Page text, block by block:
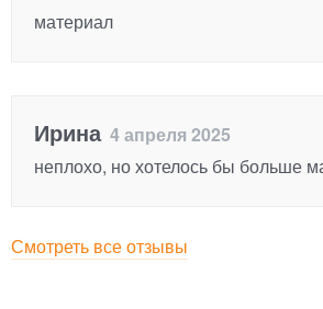
материал
Ирина4 апреля 2025
неплохо, но хотелось бы больше
Смотреть все отзывы